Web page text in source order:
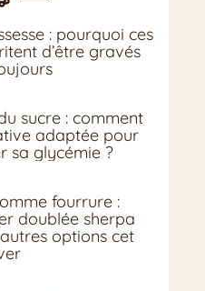
: pourquoi ces
d’être gravés
sucre : comment
adaptée pour
sa glycémie ?
fourrure :
doublée sherpa
options cet